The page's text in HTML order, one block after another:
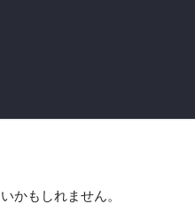
かもしれません。